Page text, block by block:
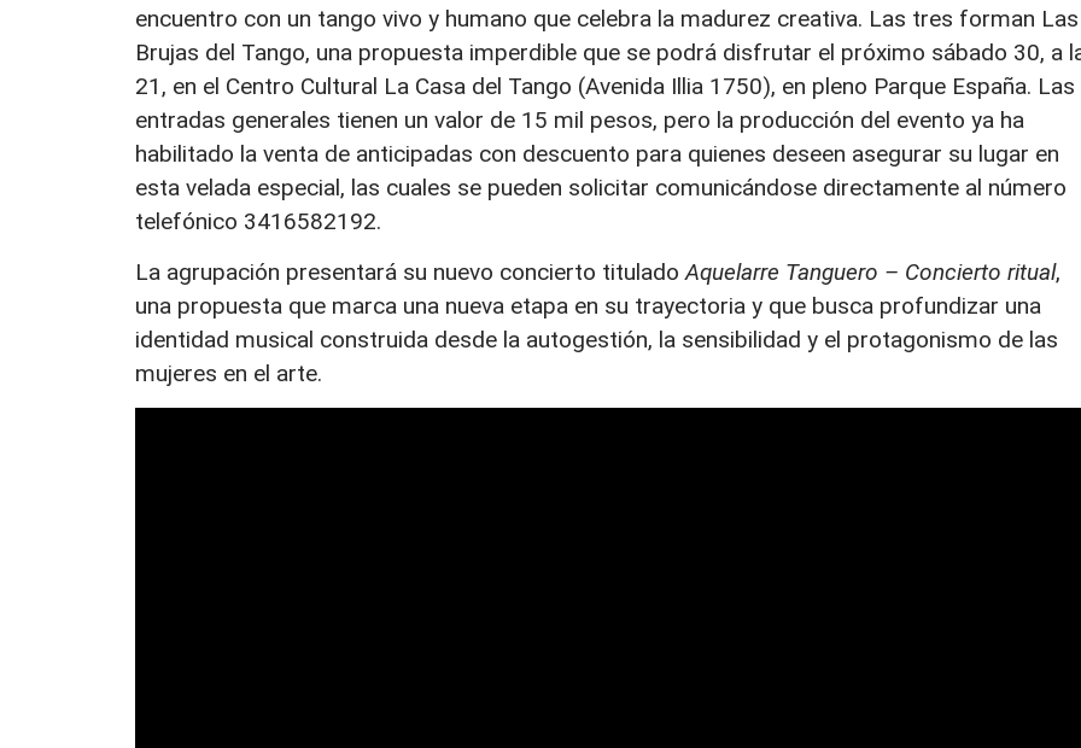
encuentro con un tango vivo y humano que celebra la madurez creativa. Las tres forman Las
Brujas del Tango, una propuesta imperdible que se podrá disfrutar el próximo sábado 30, a
21, en el Centro Cultural La Casa del Tango (Avenida Illia 1750), en pleno Parque España. Las
entradas generales tienen un valor de 15 mil pesos, pero la producción del evento ya ha
habilitado la venta de anticipadas con descuento para quienes deseen asegurar su lugar en
esta velada especial, las cuales se pueden solicitar comunicándose directamente al número
telefónico 3416582192.
La agrupación presentará su nuevo concierto tituladoAquelarre Tanguero – Concierto ritual,
una propuesta que marca una nueva etapa en su trayectoria y que busca profundizar una
identidad musical construida desde la autogestión, la sensibilidad y el protagonismo de las
mujeres en el arte.